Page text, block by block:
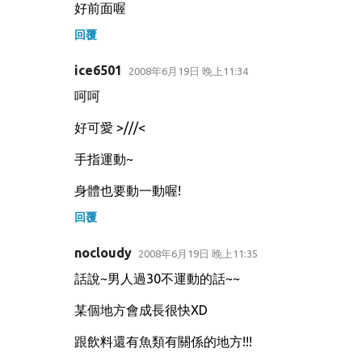
好前面喔
回覆
ice6501 2008年6月19日 晚上11:34
呵呵
好可愛 >///<
手指運動~
身體也要動一動喔!
回覆
nocloudy 2008年6月19日 晚上11:35
話說~男人過30不運動的話~~
某個地方會成長很快XD
跟飲料還有魚類有關係的地方!!!